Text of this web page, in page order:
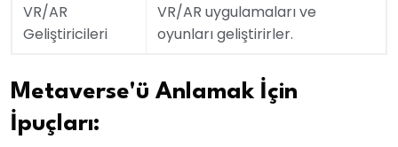
VR/AR
Geliştiricileri
VR/AR uygulamaları ve
oyunları geliştirirler.
Metaverse'ü Anlamak İçin
İpuçları: